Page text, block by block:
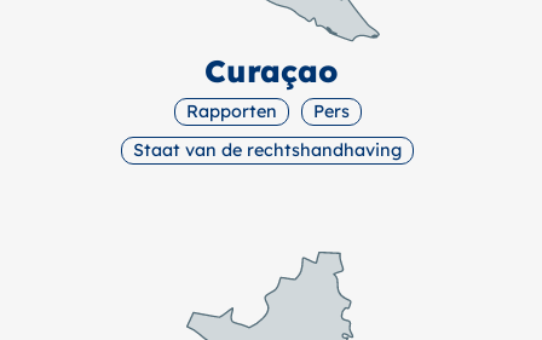
Curaçao
Rapporten
Pers
Staat van de rechtshandhaving